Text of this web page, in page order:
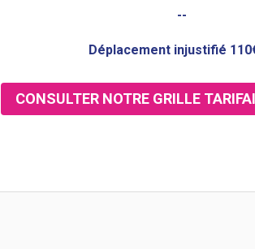
--
Déplacement injustifié
CONSULTER NOTRE GRILLE